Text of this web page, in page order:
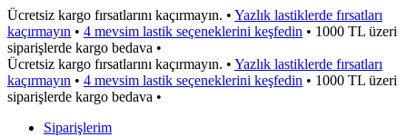
Ücretsiz kargo fırsatlarını kaçırmayın. • Yazlık lastiklerde fırsatları
kaçırmayın • 4 mevsim lastik seçeneklerini keşfedin • 1000 TL üzeri
siparişlerde kargo bedava •
Ücretsiz kargo fırsatlarını kaçırmayın. • Yazlık lastiklerde fırsatları
kaçırmayın • 4 mevsim lastik seçeneklerini keşfedin • 1000 TL üzeri
siparişlerde kargo bedava •
Siparişlerim